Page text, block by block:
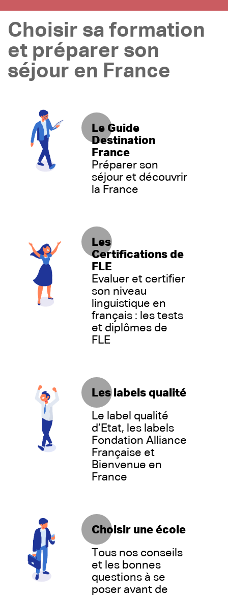
Choisir sa formation
et préparer son
séjour en France
Le Guide
Destination
France
Préparer son
séjour et découvrir
la France
Les
Certifications de
FLE
Evaluer et certifier
son niveau
linguistique en
français : les tests
et diplômes de
FLE
Les labels qualité
Le label qualité
d’Etat, les labels
Fondation Alliance
Française et
Bienvenue en
France
Choisir une école
Tous nos conseils
et les bonnes
questions à se
poser avant de